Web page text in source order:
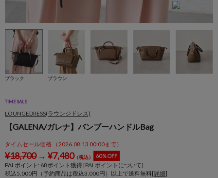
ブラック ブラウン
TIME SALE
LOUNGEDRESS(ラウンジドレス)
【GALENA/ガレナ】バンブーハンドルBag
タイムセール価格 （2026.08.13 00:00まで）
¥18,700→ ¥7,480（税込） 60％OFF
PALポイント: 68ポイント獲得 [PALポイントについて]
税込5,000円（予約商品は税込3,000円）以上で送料無料[詳細]